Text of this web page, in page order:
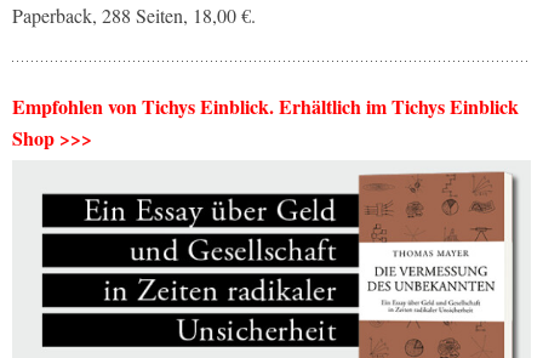
Paperback, 288 Seiten, 18,00 €.
Empfohlen von Tichys Einblick. Erhältlich im Tichys Einblick
Shop >>>